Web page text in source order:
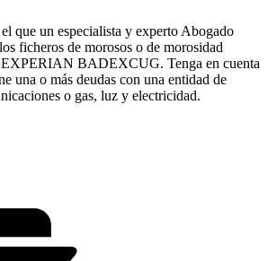
que un especialista y experto Abogado
ficheros de morosos o de morosidad
BADEXCUG. Tenga en cuenta
una o más deudas con una entidad de
o gas, luz y electricidad.